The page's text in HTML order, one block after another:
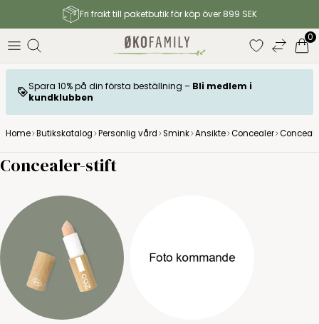
Fri frakt till paketbutik för köp över 899 SEK
0
Spara 10% på din första beställning – Bli medlem i
kundklubben
Home Butikskatalog Personlig vård Smink Ansikte Concealer
Concealer-stift